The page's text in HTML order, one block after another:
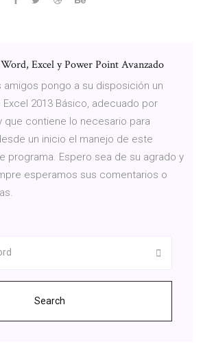
Excel y Power Point Avanzado
amigos pongo a su disposición un
Excel 2013 Básico, adecuado por
que contiene lo necesario para
un inicio el manejo de este
programa. Espero sea de su agrado y
esperamos sus comentarios o
Search